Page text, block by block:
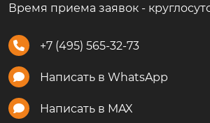
Время приема заявок -
+7 (495) 565-32-73
Написать в WhatsApp
Написать в MAX